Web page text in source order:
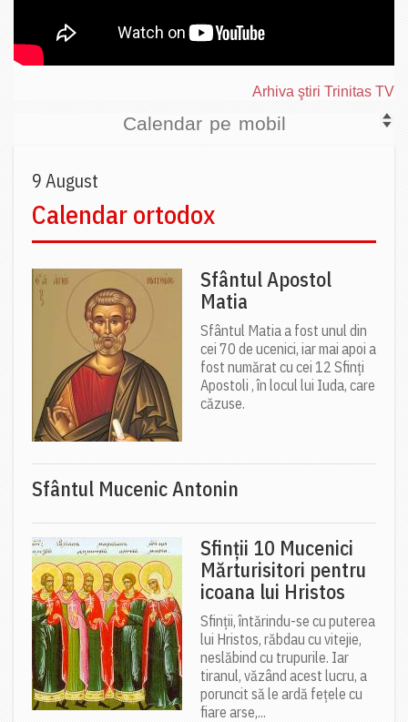
Arhiva ştiri Trinitas TV
Calendar pe mobil
9 August
Calendar ortodox
Sfântul Apostol
Matia
Sfântul Matia a fost unul din
cei 70 de ucenici, iar mai apoi a
fost numărat cu cei 12 Sfinți
Apostoli , în locul lui Iuda, care
căzuse.
Sfântul Mucenic Antonin
Sfinții 10 Mucenici
Mărturisitori pentru
icoana lui Hristos
Sfinții, întărindu-se cu puterea
lui Hristos, răbdau cu vitejie,
neslăbind cu trupurile. Iar
tiranul, văzând acest lucru, a
poruncit să le ardă fețele cu
fiare arse,...